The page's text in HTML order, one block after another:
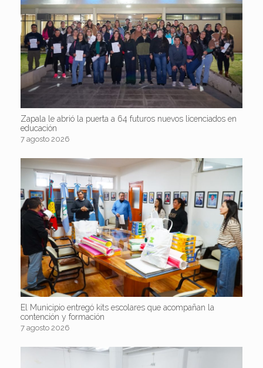
Zapala le abrió la puerta a 64 futuros nuevos licenciados en
educación
7 agosto 2026
El Municipio entregó kits escolares que acompañan la
contención y formación
7 agosto 2026